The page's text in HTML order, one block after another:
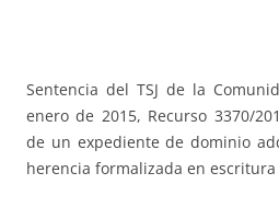
Sentencia del TSJ de la
enero de 2015, Recurso 3370/
de un expediente de dominio
herencia formalizada en